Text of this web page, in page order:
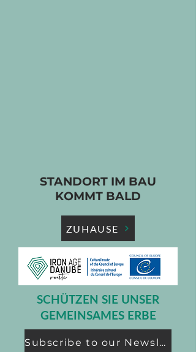
STANDORT IM BAU
KOMMT BALD
ZUHAUSE
SCHÜTZEN SIE UNSER
GEMEINSAMES ERBE
Subscribe to our Newsletter